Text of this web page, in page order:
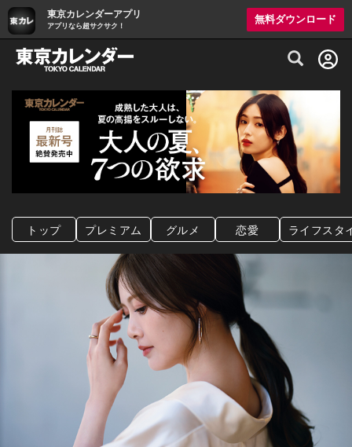
東京カレンダーアプリ
アプリなら超サクサク！
無料ダウンロード
グルメ情報・プレミアムレストラン予約
トップ プレミアム グルメ 恋愛 ライフスタ